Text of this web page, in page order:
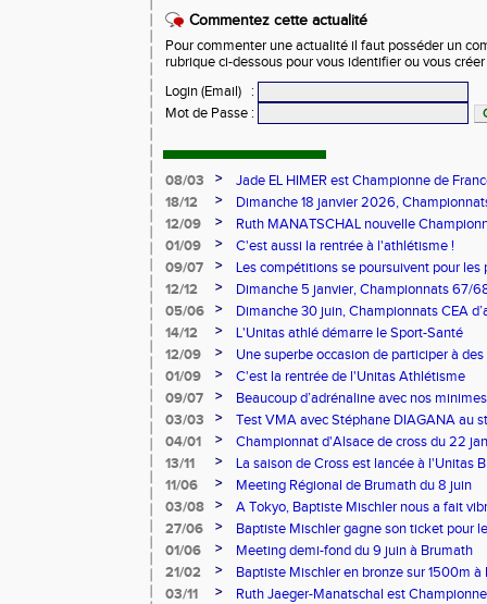
Commentez cette actualité
Pour commenter une actualité il faut posséder un
rubrique ci-dessous pour vous identifier ou vous
Login (Email)
:
Mot de Passe :
08/03 >
Jade EL HIMER est Championne de
Carhaix !!
18/12 >
Dimanche 18 janvier 2026,
Brumath
12/09 >
Ruth MANATSCHAL nouvelle
Marathon en 3h04' à Jyväskylä
01/09 >
C'est aussi la rentrée à l'athlétisme !
09/07
>
Les compétitions se poursuivent pour les
12/12
>
Dimanche 5 janvier, Championnats 67/
05/06
>
Dimanche 30 juin, Championnats CEA
14/12
>
L'Unitas athlé démarre le Sport-Santé
12/09
>
Une superbe occasion de participer à
dimanche 15 octobre à Brumath!
01/09 >
C'est la rentrée de l'Unitas Athlétisme
09/07
>
Beaucoup d’adrénaline avec nos
pointes d'or Colette Besson du relais
Toulon.
03/03 >
Test VMA avec Stéphane DIAGANA au
mars.
04/01 >
Championnat d'Alsace de cross du 22
13/11
>
La saison de Cross est lancée à l'Unitas
11/06
>
Meeting Régional de Brumath du 8 juin
03/08
>
A Tokyo, Baptiste Mischler nous a fait
1500m
27/06 >
Baptiste Mischler gagne son ticket pour
devenant champion de France de 1500m
01/06 >
Meeting demi-fond du 9 juin à Brumath
21/02
>
Baptiste Mischler en bronze sur 1500m à
03/11
>
Ruth Jaeger-Manatschal est